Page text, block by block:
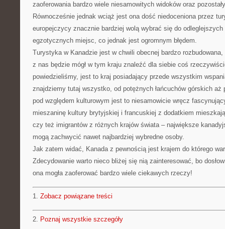
zaoferowania bardzo wiele niesamowitych widoków oraz
Równocześnie jednak wciąż jest ona dość niedoceniona przez
europejczycy znacznie bardziej wolą wybrać się do
egzotycznych miejsc, co jednak jest ogromnym błędem.
Turystyka w Kanadzie jest w chwili obecnej bardzo
z nas będzie mógł w tym kraju znaleźć dla siebie coś
powiedzieliśmy, jest to kraj posiadający przede wszystkim
znajdziemy tutaj wszystko, od potężnych łańcuchów górskich aż
pod względem kulturowym jest to niesamowicie wręcz
mieszaninę kultury brytyjskiej i francuskiej z dodatkiem
czy też imigrantów z różnych krajów świata – największe
mogą zachwycić nawet najbardziej wybredne osoby.
Jak zatem widać, Kanada z pewnością jest krajem do którego
Zdecydowanie warto nieco bliżej się nią zainteresować, bo
ona mogła zaoferować bardzo wiele ciekawych rzeczy!
1. Zobacz powiązane treści
2. Poznaj wszystkie szczegóły